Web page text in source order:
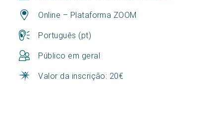
Online – Plataforma ZOOM
Português (pt)
Público em geral
Valor da inscrição: 20€